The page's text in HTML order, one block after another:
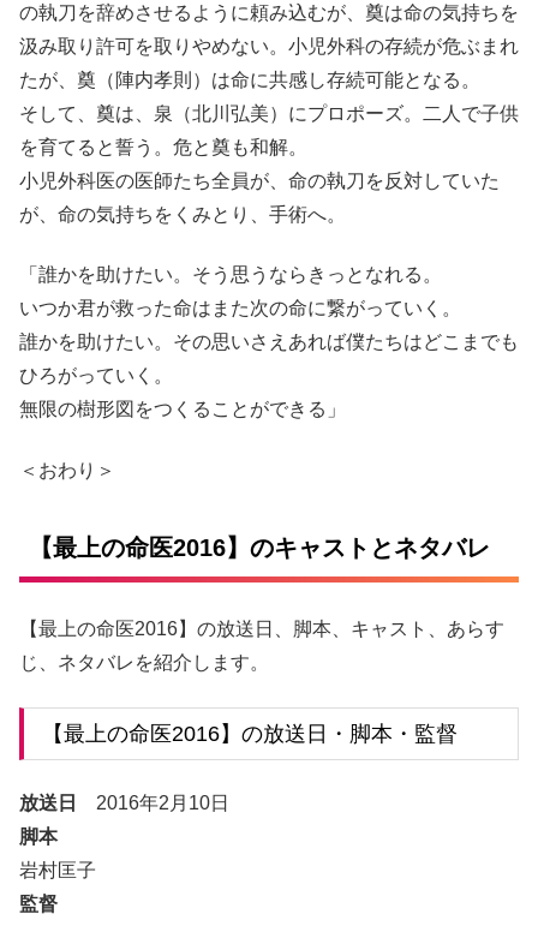
の執刀を辞めさせるように頼み込むが、奠は命の気持ちを
汲み取り許可を取りやめない。小児外科の存続が危ぶまれ
たが、奠（陣内孝則）は命に共感し存続可能となる。
そして、奠は、泉（北川弘美）にプロポーズ。二人で子供
を育てると誓う。危と奠も和解。
小児外科医の医師たち全員が、命の執刀を反対していた
が、命の気持ちをくみとり、手術へ。
「誰かを助けたい。そう思うならきっとなれる。
いつか君が救った命はまた次の命に繋がっていく。
誰かを助けたい。その思いさえあれば僕たちはどこまでも
ひろがっていく。
無限の樹形図をつくることができる」
＜おわり＞
【最上の命医2016】のキャストとネタバレ
【最上の命医2016】の放送日、脚本、キャスト、あらす
じ、ネタバレを紹介します。
【最上の命医2016】の放送日・脚本・監督
放送日
2016年2月10日
脚本
岩村匡子
監督